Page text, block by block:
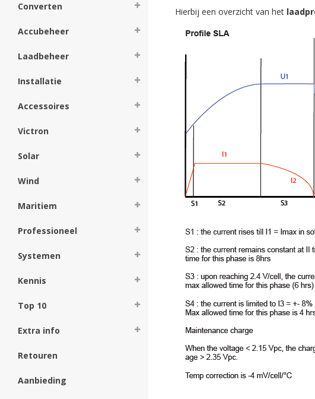
Converten
Accubeheer
Laadbeheer
Installatie
Accessoires
Victron
Solar
Wind
Maritiem
Professioneel
Systemen
Kennis
Top 10
Extra info
Retouren
Aanbieding
Hierbij een overzicht van het